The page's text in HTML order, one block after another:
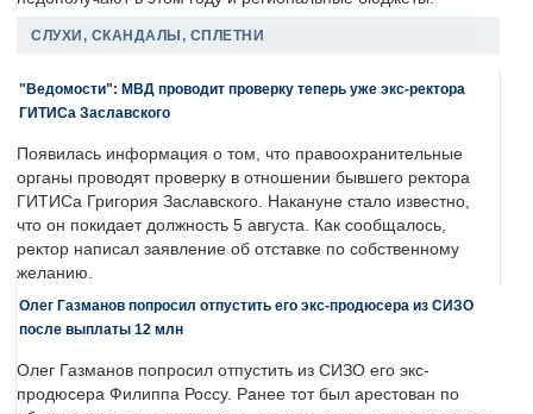
СЛУХИ, СКАНДАЛЫ, СПЛЕТНИ
"Ведомости": МВД проводит проверку теперь уже экс-ректора
ГИТИСа Заславского
Появилась информация о том, что правоохранительные
органы проводят проверку в отношении бывшего ректора
ГИТИСа Григория Заславского. Накануне стало известно,
что он покидает должность 5 августа. Как сообщалось,
ректор написал заявление об отставке по собственному
желанию.
Олег Газманов попросил отпустить его экс-продюсера из СИЗО
после выплаты 12 млн
Олег Газманов попросил отпустить из СИЗО его экс-
продюсера Филиппа Россу. Ранее тот был арестован по